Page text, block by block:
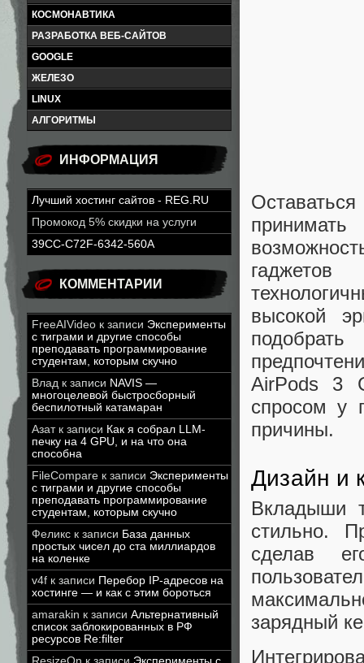
КОСМОНАВТИКА
РАЗРАБОТКА ВЕБ-САЙТОВ
GOOGLE
ЖЕЛЕЗО
LINUX
АЛГОРИТМЫ
ИНФОРМАЦИЯ
Лучший хостинг сайтов - REG.RU
Промокод 5% скидки на услуги
39CC-C72F-6342-560A
КОММЕНТАРИИ
FreeAIVideo к записи Эксперименты
с тиграми и другие способы
преподавать программирование
студентам, которым скучно
Влад к записи NAVIS —
многоцелевой быстросборный
беспилотный катамаран
Азатк записи Как я собрал LLM-
печку на 4 GPU, и на что она
способна
FileCompare к записи Эксперименты
с тиграми и другие способы
преподавать программирование
студентам, которым скучно
Феликс к записи База данных
простых чисел до ста миллиардов
на коленке
v4f к записи Перебор IP-адресов на
хостинге — и как с этим бороться
amarakin к записи Альтернативный
список заблокированных в РФ
ресурсов Re:filter
высокой
AirPods 3
спросом у
причины.
Дизайн и
Вкладыши
стильно.
сделав
зарядный